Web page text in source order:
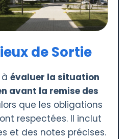
de Sortie
évaluer la situation
avant la remise des
que les obligations
respectées. Il inclut
et des notes précises.